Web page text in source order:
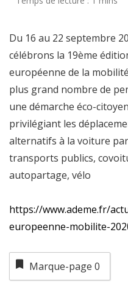
Du 16 au 22 septembre
célébrons la 19ème
européenne de la
plus grand nombre de
une démarche éco-
privilégiant les
alternatifs à la voiture
transports publics,
autopartage, vélo
https://www.ademe.fr/
europeenne-mobilite-
Marque-page 0